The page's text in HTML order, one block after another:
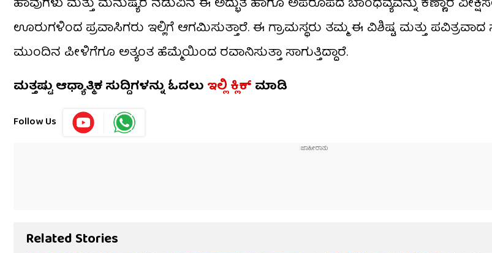
ಊರುಗಳಿಂದ ಪ್ರವಾಸಿಗರು ಇಲ್ಲಿಗೆ ಆಗಮಿಸುತ್ತಾರೆ. ಈ ಗ್ರಾಮಸ್ಥರು ತಮ್ಮ ಈ ವಿಶಿಷ್ಟ ಮತ್ತು
ಮುಂದಿನ ಪೀಳಿಗೆಗೂ ಅತ್ಯಂತ ಹೆಮ್ಮೆಯಿಂದ ರವಾನಿಸುತ್ತಾ ಸಾಗುತ್ತಿದ್ದಾರೆ.
ಮತ್ತಷ್ಟು ಆಧ್ಯಾತ್ಮಿಕ ಸುದ್ದಿಗಳನ್ನು ಓದಲು ಇಲ್ಲಿ ಕ್ಲಿಕ್ ಮಾಡಿ
Follow Us
Related Stories